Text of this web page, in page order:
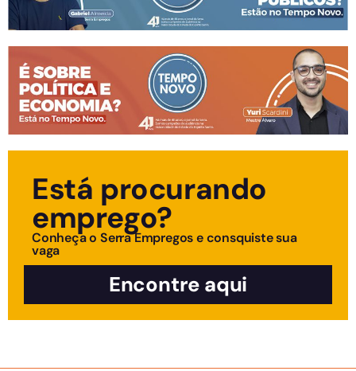
Está procurando
emprego?
Conheça o Serra Empregos e consquiste sua
vaga
Encontre aqui